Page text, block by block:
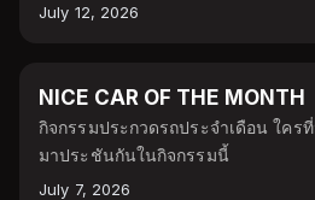
July 12, 2026
EVENT
NICE CAR OF THE MONTH
กิจกรรมประกวดรถประจำเดือน ใครที่
มาประชันกันในกิจกรรมนี้
July 7, 2026